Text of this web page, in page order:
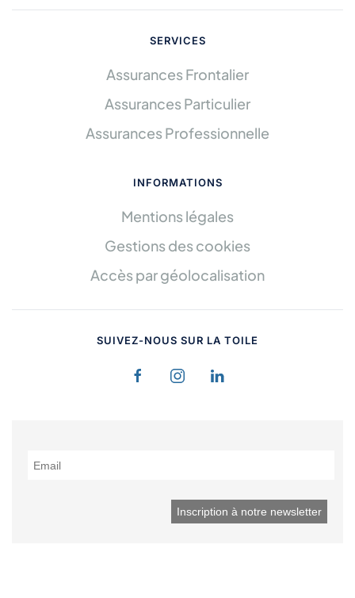
SERVICES
Assurances Frontalier
Assurances Particulier
Assurances Professionnelle
INFORMATIONS
Mentions légales
Gestions des cookies
Accès par géolocalisation
SUIVEZ-NOUS SUR LA TOILE